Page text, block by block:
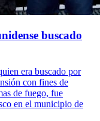
buscado
era buscado por
con fines de
de fuego, fue
en el municipio de